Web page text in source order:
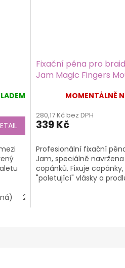
2 (the darkest brown -
Fixační pěna pro
Jam Magic Fingers
MOMENTÁLNĚ
280,17 Kč bez DPH
339 Kč
Profesionální fixační
Jam, speciálně
copánků. Fixuje
"poletující" vlásky a